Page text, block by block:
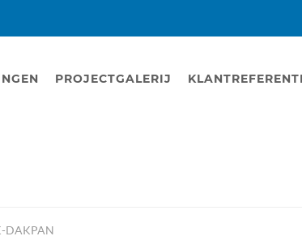
PROJECTGALERIJ
DAKPAN